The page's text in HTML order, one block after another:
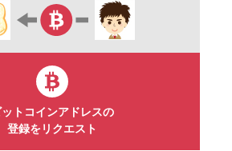
コミカル おもしろい
子ども向け
ットコインアドレスの
登録をリクエスト